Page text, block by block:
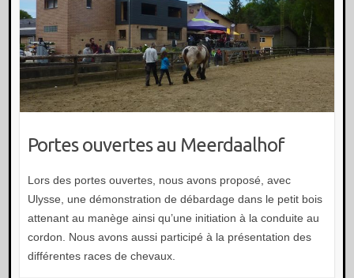
Portes ouvertes au Meerdaalhof
Lors des portes ouvertes, nous avons proposé, avec
Ulysse, une démonstration de débardage dans le petit bois
attenant au manège ainsi qu’une initiation à la conduite au
cordon. Nous avons aussi participé à la présentation des
différentes races de chevaux.